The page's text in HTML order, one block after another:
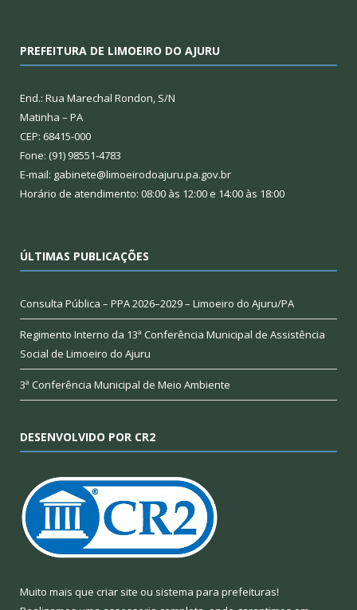
PREFEITURA DE LIMOEIRO DO AJURU
End.: Rua Marechal Rondon, S/N
Matinha – PA
CEP: 68415-000
Fone: (91) 98551-4783
E-mail: gabinete@limoeirodoajuru.pa.gov.br
Horário de atendimento: 08:00 às 12:00 e 14:00 às 18:00
ÚLTIMAS PUBLICAÇÕES
Consulta Pública – PPA 2026–2029 – Limoeiro do Ajuru/PA
Regimento Interno da 13ª Conferência Municipal de Assistência
Social de Limoeiro do Ajuru
3ª Conferência Municipal de Meio Ambiente
DESENVOLVIDO POR CR2
Muito mais que criar site ou sistema para prefeituras!